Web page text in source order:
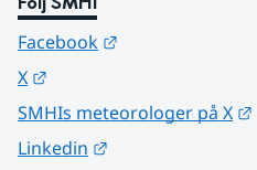
Facebook
X
SMHIs meteorologer på X
Linkedin